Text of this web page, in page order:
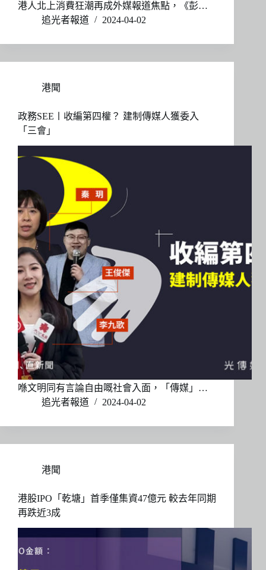
港人北上消費狂潮再成外媒報道焦點，《彭…
追光者報道
2024-04-02
港聞
政務SEE〡收編第四權？ 建制傳媒人獲委入
「三會」
喺文明同有言論自由嘅社會入面，「傳媒」…
追光者報道
2024-04-02
港聞
港股IPO「乾塘」首季僅集資47億元 較去年同期
再跌近3成